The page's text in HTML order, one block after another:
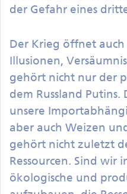
der Gefahr eines
Der Krieg öffnet
Illusionen,
gehört nicht nur der
dem Russland
unsere
aber auch Weizen
gehört nicht zuletzt
Ressourcen. Sind wir
ökologische und